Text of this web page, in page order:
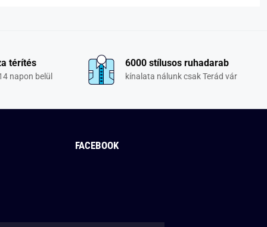
térítés
napon belül
6000 stílusos ruhadarab
kínalata nálunk csak Terád vár
FACEBOOK